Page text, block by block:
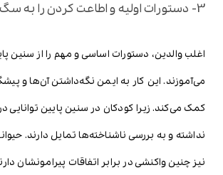
3- دستورات اولیه و اطاعت کردن را به سگ بیاموزید!
اغلب والدین، دستورات اساسی و مهم را از سنین
می‌آموزند. این کار به ایمن نگه‌داشتن آن‌ها و
کمک می‌کند. زیرا کودکان در سنین پایین توانایی
نداشته و به بررسی ناشناخته‌ها تمایل دارند.
نیز چنین واکنشی در برابر اتفاقات پیرامونشان